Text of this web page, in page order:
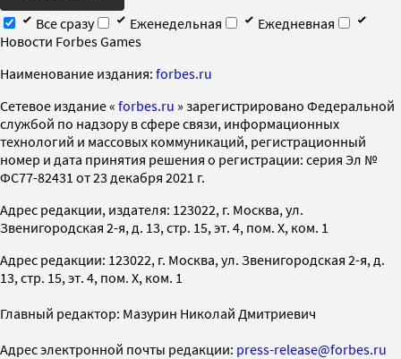
Все сразу
Еженедельная
Ежедневная
Новости Forbes Games
Наименование издания: forbes.ru
Cетевое издание « forbes.ru » зарегистрировано Федеральной
службой по надзору в сфере связи, информационных
технологий и массовых коммуникаций, регистрационный
номер и дата принятия решения о регистрации: серия Эл №
ФС77-82431 от 23 декабря 2021 г.
Адрес редакции, издателя: 123022, г. Москва, ул.
Звенигородская 2-я, д. 13, стр. 15, эт. 4, пом. X, ком. 1
Адрес редакции: 123022, г. Москва, ул. Звенигородская 2-я, д.
13, стр. 15, эт. 4, пом. X, ком. 1
Главный редактор: Мазурин Николай Дмитриевич
Адрес электронной почты редакции: press-release@forbes.ru